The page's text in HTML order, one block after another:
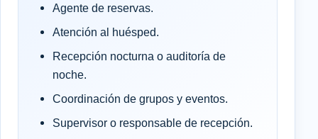
Agente de reservas.
Atención al huésped.
Recepción nocturna o auditoría de
noche.
Coordinación de grupos y eventos.
Supervisor o responsable de recepción.